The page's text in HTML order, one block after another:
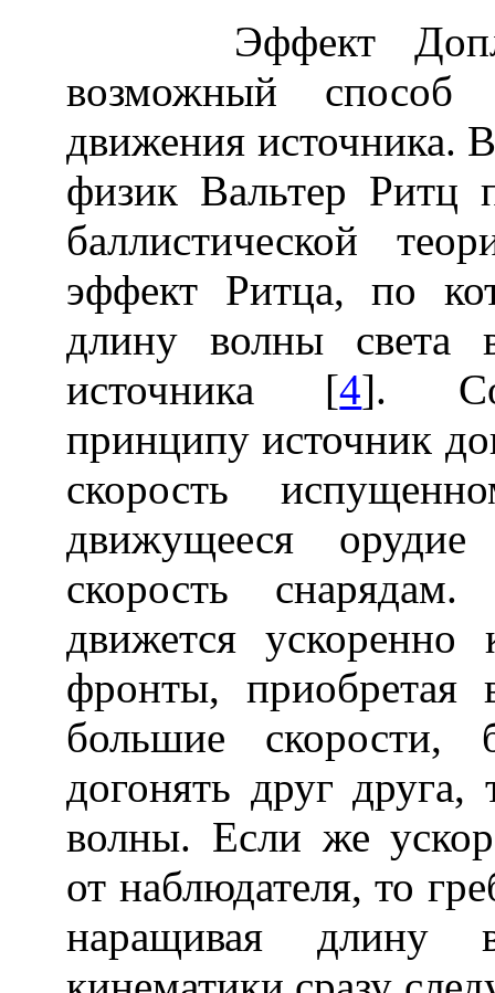
Эффект
возможный способ
движения источника.
физик Вальтер Ритц
баллистической
эффект Ритца, по
длину волны света
источника [4].
принципу источник
скорость
движущееся орудие
скорость
движется
фронты, приобретая
большие
догонять друг
волны. Если же
от наблюдателя, то
наращивая длину